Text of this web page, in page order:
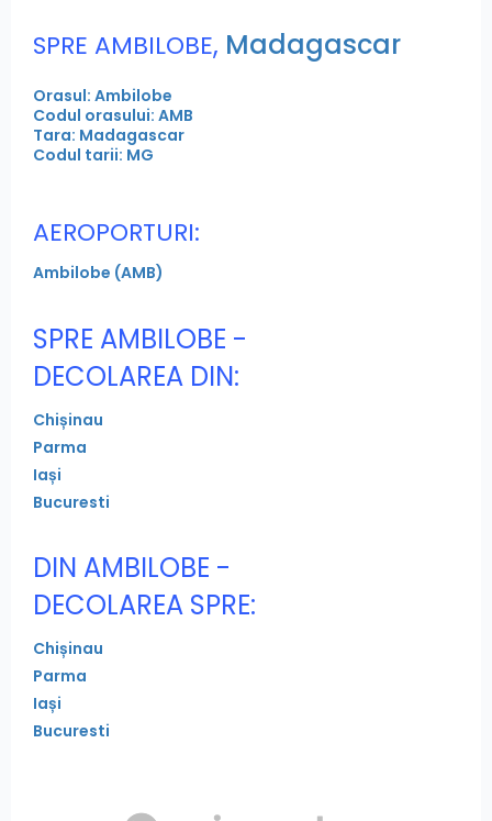
SPRE AMBILOBE, Madagascar
Orasul: Ambilobe
Codul orasului: AMB
Tara: Madagascar
Codul tarii: MG
AEROPORTURI:
Ambilobe (AMB)
SPRE AMBILOBE -
DECOLAREA DIN:
Chișinau
Parma
Iași
Bucuresti
DIN AMBILOBE -
DECOLAREA SPRE:
Chișinau
Parma
Iași
Bucuresti